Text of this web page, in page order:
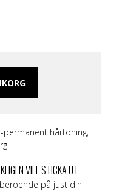
permanent hårtoning,
VILL STICKA UT
på just din